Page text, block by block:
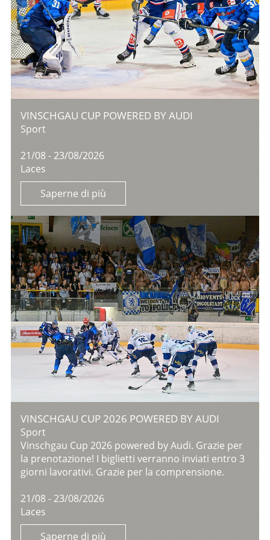
VINSCHGAU CUP POWERED BY AUDI
Sport
21/08 - 23/08/2026
Laces
Saperne di più
VINSCHGAU CUP 2026 POWERED BY AUDI
Sport
Vinschgau Cup 2026 powered by Audi. Grazie per
la prenotazione! I biglietti verranno inviati entro 3
giorni lavorativi. Grazie per la comprensione.
21/08 - 23/08/2026
Laces
Saperne di più